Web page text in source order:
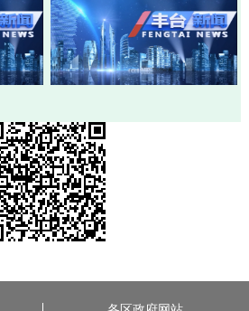
20260730-丰台新闻
20260728-丰台新闻
20260724-丰台新闻